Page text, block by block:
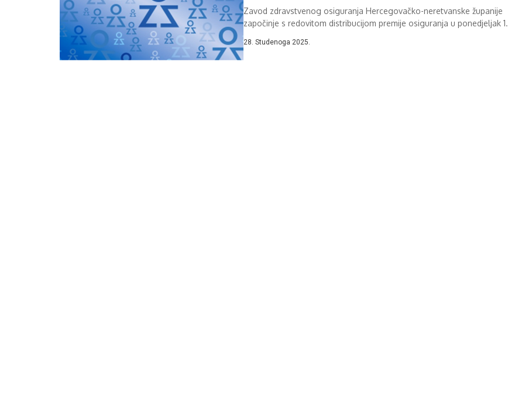
Zavod zdravstvenog osiguranja Hercegovačko-neretvanske županije
započinje s redovitom distribucijom premije osiguranja u ponedjeljak 1.
28. Studenoga 2025.